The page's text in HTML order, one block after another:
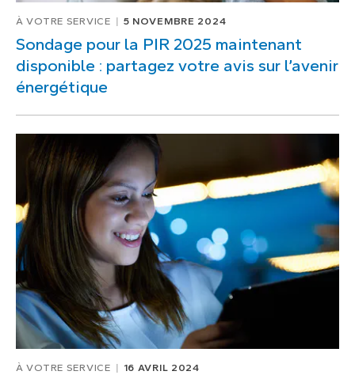
À VOTRE SERVICE 5 NOVEMBRE 2024
Sondage pour la PIR 2025 maintenant
disponible : partagez votre avis sur l’avenir
énergétique
À VOTRE SERVICE 16 AVRIL 2024